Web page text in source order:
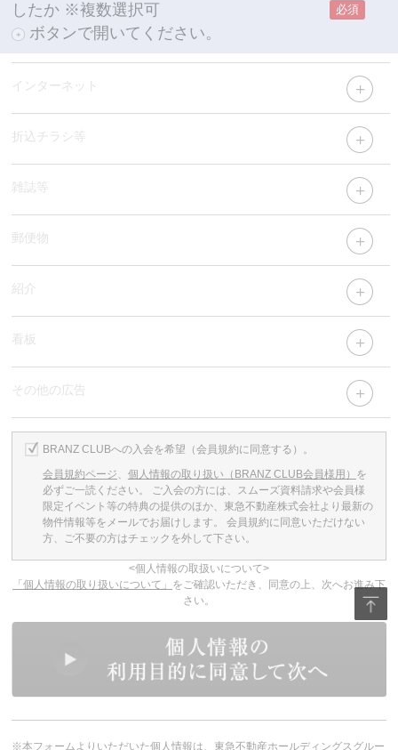
したか ※複数選択可
ボタンで開いてください。
必須
インターネット
折込チラシ等
雑誌等
郵便物
紹介
看板
その他の広告
BRANZ CLUBへの入会を希望（会員規約に同意する）。
会員規約ページ、 個人情報の取り扱い（BRANZ CLUB会員様用） を
必ずご一読ください。
ご入会の方には、スムーズ資料請求や会員様
限定イベント等の特典の提供のほか、東急不動産株式会社より最新の
物件情報等をメールでお届けします。
会員規約に同意いただけない
方、ご不要の方はチェックを外して下さい。
<個人情報の取扱いについて>
「個人情報の取り扱いについて」 をご確認いただき、同意の上、次へお進み下
さい。
※本フォームよりいただいた個人情報は、東急不動産ホールディングスグルー